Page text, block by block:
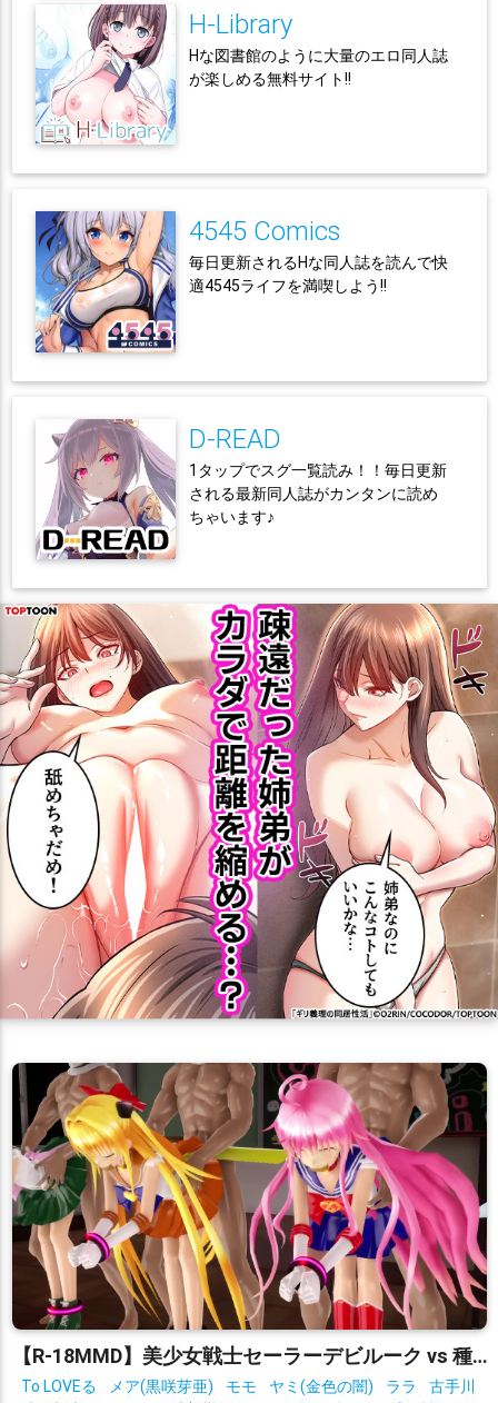
H-Library
Hな図書館のように大量のエロ同人誌
が楽しめる無料サイト!!
4545 Comics
毎日更新されるHな同人誌を読んで快
適4545ライフを満喫しよう!!
D-READ
1タップでスグ一覧読み！！毎日更新
される最新同人誌がカンタンに読め
ちゃいます♪
【R-18MMD】美少女戦士セーラーデビルーク vs 種付けおじさん星人 After
To LOVEる メア(黒咲芽亜) モモ ヤミ(金色の闇) ララ
古手川